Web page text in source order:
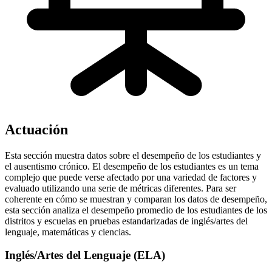
Actuación
Esta sección muestra datos sobre el desempeño de los estudiantes y
el ausentismo crónico. El desempeño de los estudiantes es un tema
complejo que puede verse afectado por una variedad de factores y
evaluado utilizando una serie de métricas diferentes. Para ser
coherente en cómo se muestran y comparan los datos de desempeño,
esta sección analiza el desempeño promedio de los estudiantes de los
distritos y escuelas en pruebas estandarizadas de inglés/artes del
lenguaje, matemáticas y ciencias.
Inglés/Artes del Lenguaje (ELA)